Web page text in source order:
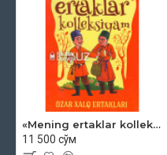
«Mening ertaklar kolleksiyam»‎ (Ozar xalq ertaklari)
11 500 сўм